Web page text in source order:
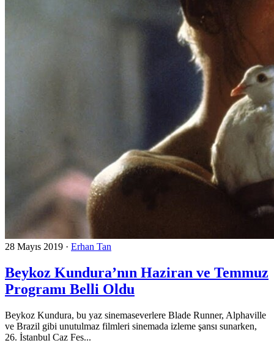
28 Mayıs 2019 · Erhan Tan
Beykoz Kundura’nın Haziran ve Temmuz
Programı Belli Oldu
Beykoz Kundura, bu yaz sinemaseverlere Blade Runner, Alphaville
ve Brazil gibi unutulmaz filmleri sinemada izleme şansı sunarken,
26. İstanbul Caz Fes...